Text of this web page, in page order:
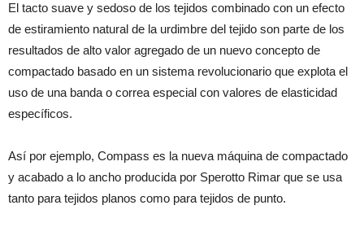
El tacto suave y sedoso de los tejidos combinado con un efecto
de estiramiento natural de la urdimbre del tejido son parte de los
resultados de alto valor agregado de un nuevo concepto de
compactado basado en un sistema revolucionario que explota el
uso de una banda o correa especial con valores de elasticidad
específicos.
Así por ejemplo, Compass es la nueva máquina de compactado
y acabado a lo ancho producida por Sperotto Rimar que se usa
tanto para tejidos planos como para tejidos de punto.